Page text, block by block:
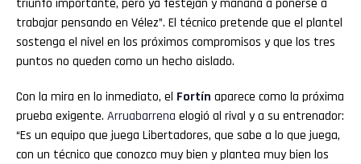
trabajar pensando en Vélez”. El técnico pretende que el plantel
sostenga el nivel en los próximos compromisos y que los tres
puntos no queden como un hecho aislado.
Con la mira en lo inmediato, el Fortín aparece como la próxima
prueba exigente. Arruabarrena elogió al rival y a su entrenador:
“Es un equipo que juega Libertadores, que sabe a lo que juega,
con un técnico que conozco muy bien y plantea muy bien los